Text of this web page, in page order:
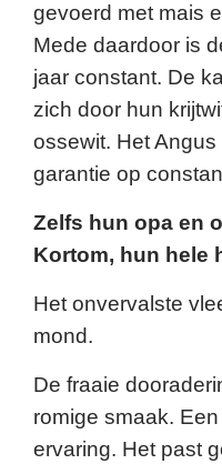
gevoerd met mais
Mede daardoor is
jaar constant. De
zich door hun
ossewit. Het
garantie op
Zelfs hun opa en
Kortom, hun hele
Het onvervalste
mond.
De fraaie
romige smaak.
ervaring. Het past